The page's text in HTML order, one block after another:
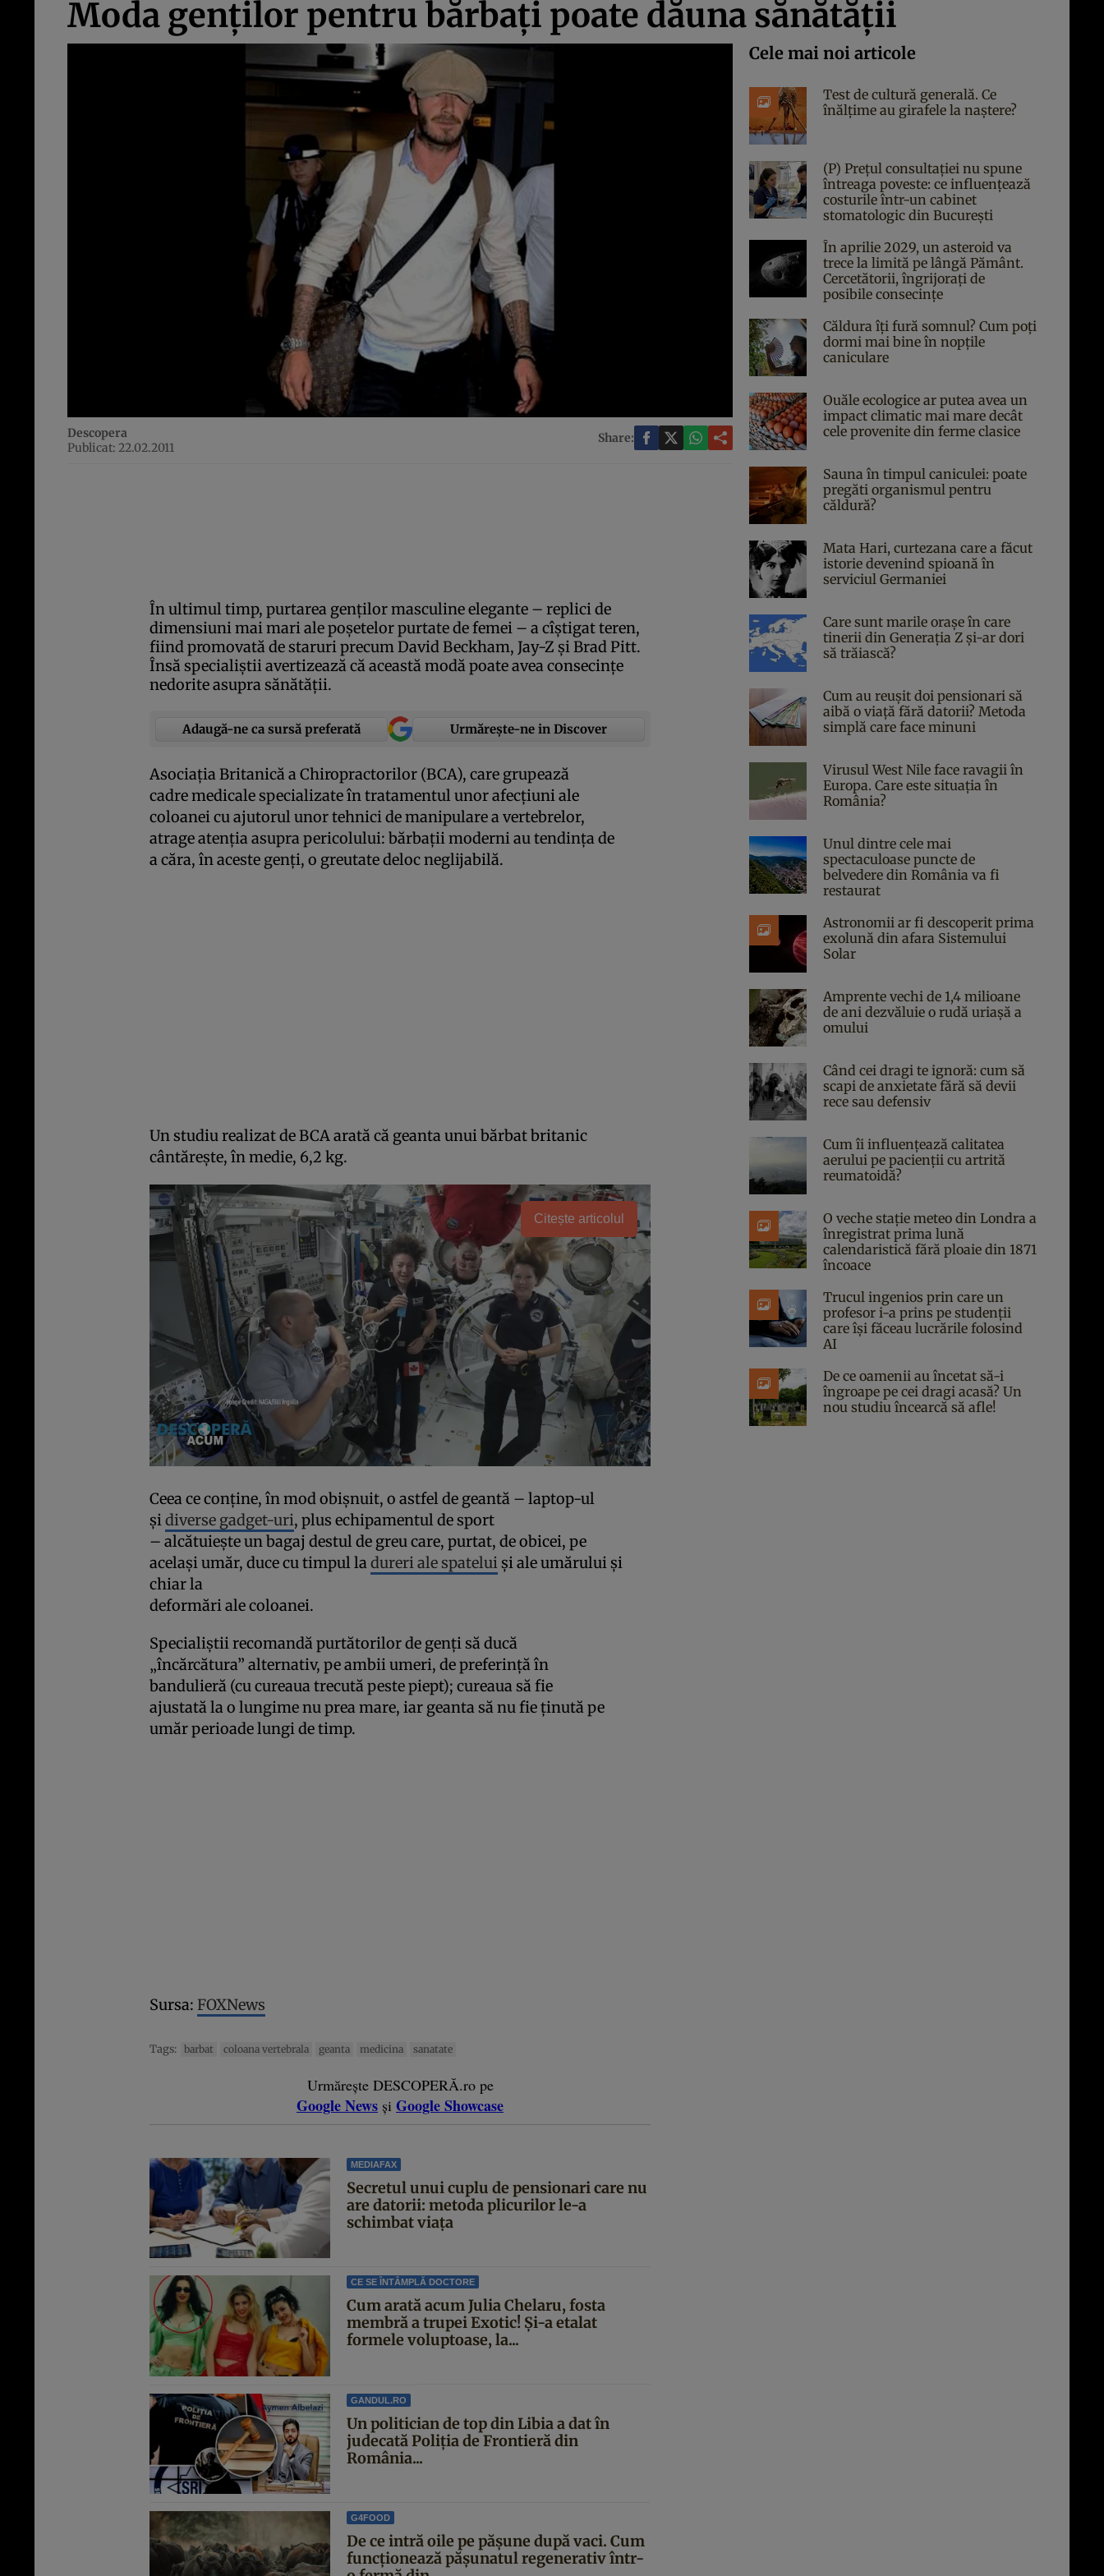
Moda genţilor pentru bărbaţi poate dăuna sănătăţii
Descopera
Publicat: 22.02.2011
Share:
În ultimul timp, purtarea genţilor masculine elegante – replici de
dimensiuni mai mari ale poşetelor purtate de femei – a cîştigat teren,
fiind promovată de staruri precum David Beckham, Jay-Z şi Brad Pitt.
Însă specialiştii avertizează că această modă poate avea consecinţe
nedorite asupra sănătăţii.
Adaugă-ne ca sursă preferată Urmărește-ne in Discover
Asociaţia Britanică a Chiropractorilor (BCA), care grupează
cadre medicale specializate în tratamentul unor afecţiuni ale
coloanei cu ajutorul unor tehnici de manipulare a vertebrelor,
atrage atenţia asupra pericolului: bărbaţii moderni au tendinţa de
a căra, în aceste genţi, o greutate deloc neglijabilă.
Un studiu realizat de BCA arată că geanta unui bărbat britanic
cântăreşte, în medie, 6,2 kg.
Citește articolul
Ceea ce conţine, în mod obişnuit, o astfel de geantă – laptop-ul
şidiverse gadget-uri, plus echipamentul de sport
– alcătuieşte un bagaj destul de greu care, purtat, de obicei, pe
acelaşi umăr, duce cu timpul ladureri ale spateluişi ale umărului şi
chiar la
deformări ale coloanei.
Specialiştii recomandă purtătorilor de genţi să ducă
„încărcătura” alternativ, pe ambii umeri, de preferinţă în
bandulieră (cu cureaua trecută peste piept); cureaua să fie
ajustată la o lungime nu prea mare, iar geanta să nu fie ţinută pe
umăr perioade lungi de timp.
Sursa: FOXNews
Tags: barbat coloana vertebrala geanta medicina sanatate
Urmărește DESCOPERĂ.ro pe
Google News și Google Showcase
MEDIAFAX
Secretul unui cuplu de pensionari care nu
are datorii: metoda plicurilor le-a
schimbat viața
CE SE ÎNTÂMPLĂ DOCTORE
Cum arată acum Julia Chelaru, fosta
membră a trupei Exotic! Și-a etalat
formele voluptoase, la...
GANDUL.RO
Un politician de top din Libia a dat în
judecată Poliția de Frontieră din
România...
G4FOOD
De ce intră oile pe pășune după vaci. Cum
funcționează pășunatul regenerativ într-
Cele mai noi articole
Test de cultură generală. Ce
înălțime au girafele la naștere?
(P) Prețul consultației nu spune
întreaga poveste: ce influențează
costurile într-un cabinet
stomatologic din București
În aprilie 2029, un asteroid va
trece la limită pe lângă Pământ.
Cercetătorii, îngrijorați de
posibile consecințe
Căldura îți fură somnul? Cum poți
dormi mai bine în nopțile
caniculare
Ouăle ecologice ar putea avea un
impact climatic mai mare decât
cele provenite din ferme clasice
Sauna în timpul caniculei: poate
pregăti organismul pentru
căldură?
Mata Hari, curtezana care a făcut
istorie devenind spioană în
serviciul Germaniei
Care sunt marile orașe în care
tinerii din Generația Z și-ar dori
să trăiască?
Cum au reușit doi pensionari să
aibă o viață fără datorii? Metoda
simplă care face minuni
Virusul West Nile face ravagii în
Europa. Care este situația în
România?
Unul dintre cele mai
spectaculoase puncte de
belvedere din România va fi
restaurat
Astronomii ar fi descoperit prima
exolună din afara Sistemului
Solar
Amprente vechi de 1,4 milioane
de ani dezvăluie o rudă uriașă a
omului
Când cei dragi te ignoră: cum să
scapi de anxietate fără să devii
rece sau defensiv
Cum îi influențează calitatea
aerului pe pacienții cu artrită
reumatoidă?
O veche stație meteo din Londra a
înregistrat prima lună
calendaristică fără ploaie din 1871
încoace
Trucul ingenios prin care un
profesor i-a prins pe studenții
care își făceau lucrările folosind
AI
De ce oamenii au încetat să-i
îngroape pe cei dragi acasă? Un
nou studiu încearcă să afle!